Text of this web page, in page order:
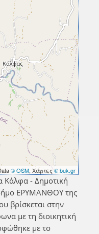
© OSM, Χάρτες © buk.gr
Κάλφα - Δημοτική
ΕΡΥΜΑΝΘΟΥ της
βρίσκεται στην
με τη διοικητική
με το